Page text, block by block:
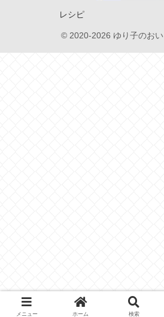
レシピ
© 2020-2026 ゆり子のお
メニュー ホーム 検索